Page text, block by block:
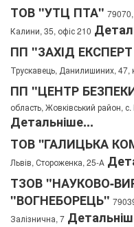
ТОВ "УТЦ ПТА" 79070,
Калини, 35, офіс 210
ПП "ЗАХІД
Трускавець, Данилишиних, 47,
ПП "ЦЕНТР
область, Жовківський район,
Детальніше...
ТОВ ''ГАЛИЦЬКА
Львів, Стороженка, 25-А
ТЗОВ "НАУКОВО-
"ВОГНЕБОРЕЦЬ"
Залізнична, 7